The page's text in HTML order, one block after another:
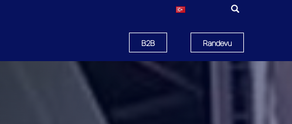
B2B Randevu